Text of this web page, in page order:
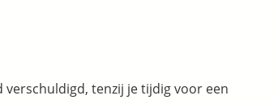
tenzij je tijdig voor een